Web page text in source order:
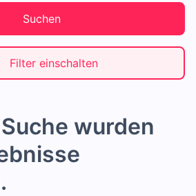
Suchen
Filter einschalten
wurden